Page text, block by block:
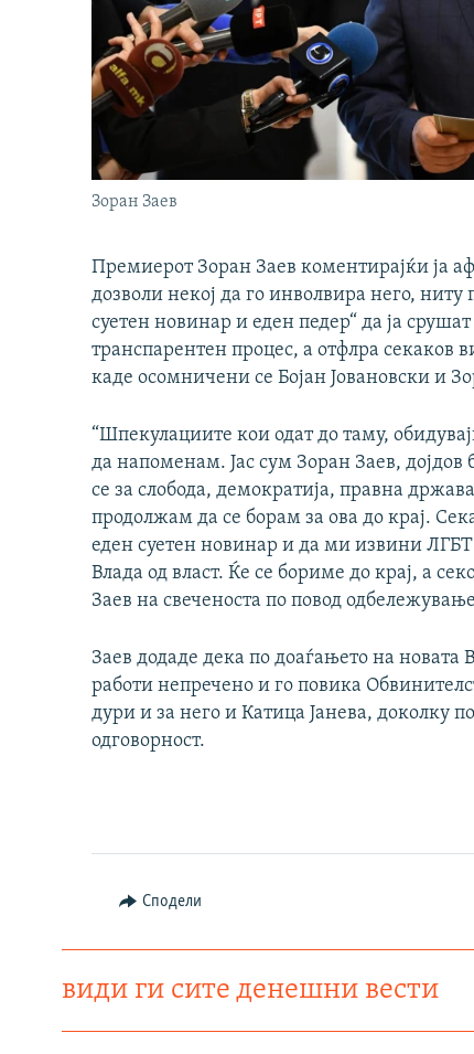
Зоран Заев
Премиерот Зоран Заев коментирајќи ја
дозволи некој да го инволвира него,
суетен новинар и еден педер“ да ја
транспарентен процес, а отфлра секаков
каде осомничени се Бојан Јовановски и
“Шпекулациите кои одат до таму,
да напоменам. Јас сум Зоран Заев, дојдов
се за слобода, демократија, правна
продолжам да се борам за ова до крај.
еден суетен новинар и да ми извини ЛГБТ
Влада од власт. Ќе се бориме до крај, а
Заев на свеченоста по повод
Заев додаде дека по доаѓањето на новата
работи непречено и го повика
дури и за него и Катица Јанева, доколку
одговорност.
Сподели
види ги сите денешни вести